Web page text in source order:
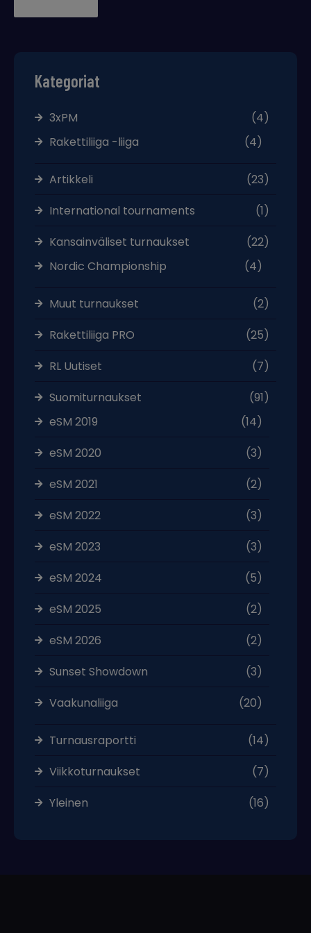
Kategoriat
3xPM
(4)
Rakettiliiga -liiga
(4)
Artikkeli
(23)
International tournaments
(1)
Kansainväliset turnaukset
(22)
Nordic Championship
(4)
Muut turnaukset
(2)
Rakettiliiga PRO
(25)
RL Uutiset
(7)
Suomiturnaukset
(91)
eSM 2019
(14)
eSM 2020
(3)
eSM 2021
(2)
eSM 2022
(3)
eSM 2023
(3)
eSM 2024
(5)
eSM 2025
(2)
eSM 2026
(2)
Sunset Showdown
(3)
Vaakunaliiga
(20)
Turnausraportti
(14)
Viikkoturnaukset
(7)
Yleinen
(16)